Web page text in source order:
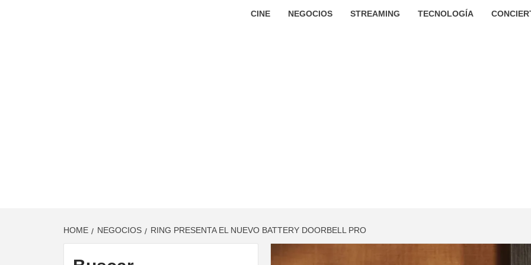
CINE NEGOCIOS STREAMING TECNOLOGÍA
HOME NEGOCIOS RING PRESENTA EL NUEVO BATTERY DOORBELL PRO